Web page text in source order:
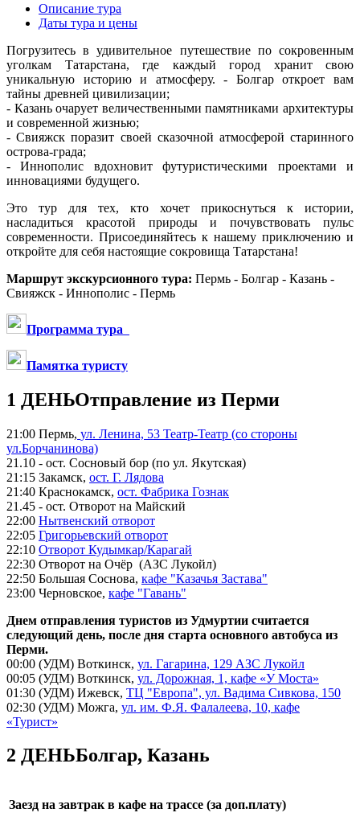
Описание тура
Даты тура и цены
Погрузитесь в удивительное путешествие по сокровенным
уголкам Татарстана, где каждый город хранит свою
уникальную историю и атмосферу. - Болгар откроет вам
тайны древней цивилизации;
- Казань очарует величественными памятниками архитектуры
и современной жизнью;
- Свияжск поразит своей сказочной атмосферой старинного
острова-града;
- Иннополис вдохновит футуристическими проектами и
инновациями будущего.
Это тур для тех, кто хочет прикоснуться к истории,
насладиться красотой природы и почувствовать пульс
современности. Присоединяйтесь к нашему приключению и
откройте для себя настоящие сокровища Татарстана!
Маршрут экскурсионного тура: Пермь - Болгар - Казань -
Свияжск - Иннополис - Пермь
Программа тура
Памятка туристу
1 ДЕНЬОтправление из Перми
21:00 Пермь, ул. Ленина, 53 Театр-Театр (со стороны
ул.Борчанинова)
21.10 - ост. Сосновый бор (по ул. Якутская)
21:15 Закамск, ост. Г. Лядова
21:40 Краснокамск, ост. Фабрика Гознак
21.45 - ост. Отворот на Майский
22:00 Нытвенский отворот
22:05 Григорьевский отворот
22:10 Отворот Кудымкар/Карагай
22:30 Отворот на Очёр (АЗС Лукойл)
22:50 Большая Соснова, кафе "Казачья Застава"
23:00 Черновское, кафе "Гавань"
Днем отправления туристов из Удмуртии считается
следующий день, после дня старта основного автобуса из
Перми.
00:00 (УДМ) Воткинск, ул. Гагарина, 129 АЗС Лукойл
00:05 (УДМ) Воткинск, ул. Дорожная, 1, кафе «У Моста»
01:30 (УДМ) Ижевск, ТЦ "Европа", ул. Вадима Сивкова, 150
02:30 (УДМ) Можга, ул. им. Ф.Я. Фалалеева, 10, кафе
«Турист»
2 ДЕНЬБолгар, Казань
Заезд на завтрак в кафе на трассе (за доп.плату)